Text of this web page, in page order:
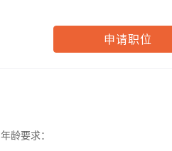
申请职位
年龄要求：